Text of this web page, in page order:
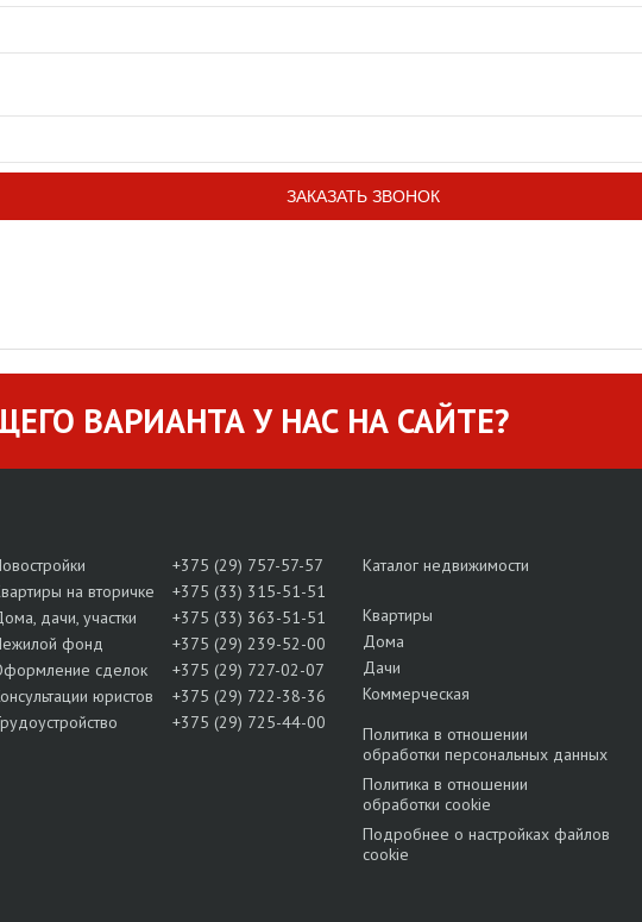
ВАРИАНТА У НАС НА САЙТЕ?
+375 (29) 757-57-57
на вторичке
+375 (33) 315-51-51
дачи, участки
+375 (33) 363-51-51
фонд
+375 (29) 239-52-00
сделок
+375 (29) 727-02-07
юристов
+375 (29) 722-38-36
+375 (29) 725-44-00
Каталог недвижимости
Квартиры
Дома
Дачи
Коммерческая
Политика в отношении
обработки персональных данных
Политика в отношении
обработки cookie
Подробнее о настройках файлов
cookie